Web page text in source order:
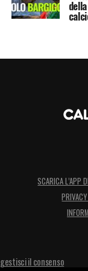
alternativa,
SCARICA L’APP
gestisci il consenso